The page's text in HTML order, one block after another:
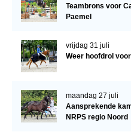
Statuten en reglementen
Privacyverklaring
Algemeen
Import registratie
Veulenregistratie
Teambrons voor
Paemel
vrijdag 31 juli
Weer hoofdrol
maandag 27 juli
Aansprekende
NRPS regio Noord